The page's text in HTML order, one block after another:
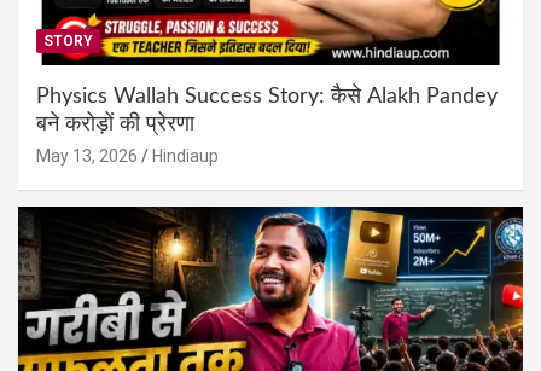
STORY
Physics Wallah Success Story: कैसे Alakh Pandey
बने करोड़ों की प्रेरणा
May 13, 2026 Hindiaup